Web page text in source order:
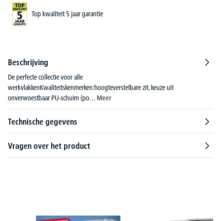
Top kwaliteit 5 jaar garantie
Beschrijving
De perfecte collectie voor alle
werkvlakkenKwaliteitskenmerken:hoogteverstelbare zit, keuze uit
onverwoestbaar PU-schuim (po… Meer
Technische gegevens
Vragen over het product